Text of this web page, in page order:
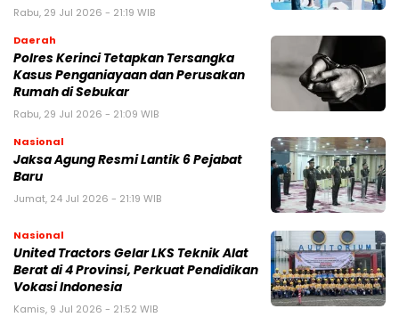
Rabu, 29 Jul 2026 - 21:19 WIB
Daerah
Polres Kerinci Tetapkan Tersangka
Kasus Penganiayaan dan Perusakan
Rumah di Sebukar
Rabu, 29 Jul 2026 - 21:09 WIB
Nasional
Jaksa Agung Resmi Lantik 6 Pejabat
Baru
Jumat, 24 Jul 2026 - 21:19 WIB
Nasional
United Tractors Gelar LKS Teknik Alat
Berat di 4 Provinsi, Perkuat Pendidikan
Vokasi Indonesia
Kamis, 9 Jul 2026 - 21:52 WIB